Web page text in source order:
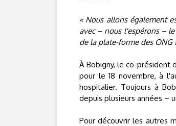
« Nous allons également
avec – nous l'espérons –
de la plate-forme des ONG
À Bobigny, le co-président
pour le 18 novembre, à
hospitalier. Toujours à
depuis plusieurs années –
Pour découvrir les autres